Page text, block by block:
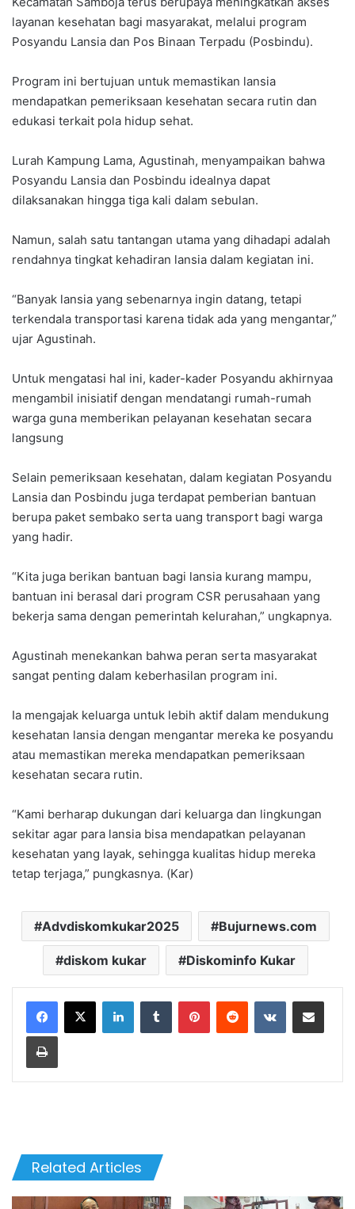
layanan kesehatan bagi masyarakat, melalui program
Posyandu Lansia dan Pos Binaan Terpadu (Posbindu).
Program ini bertujuan untuk memastikan lansia
mendapatkan pemeriksaan kesehatan secara rutin dan
edukasi terkait pola hidup sehat.
Lurah Kampung Lama, Agustinah, menyampaikan bahwa
Posyandu Lansia dan Posbindu idealnya dapat
dilaksanakan hingga tiga kali dalam sebulan.
Namun, salah satu tantangan utama yang dihadapi adalah
rendahnya tingkat kehadiran lansia dalam kegiatan ini.
“Banyak lansia yang sebenarnya ingin datang, tetapi
terkendala transportasi karena tidak ada yang mengantar,”
ujar Agustinah.
Untuk mengatasi hal ini, kader-kader Posyandu akhirnyaa
mengambil inisiatif dengan mendatangi rumah-rumah
warga guna memberikan pelayanan kesehatan secara
langsung
Selain pemeriksaan kesehatan, dalam kegiatan Posyandu
Lansia dan Posbindu juga terdapat pemberian bantuan
berupa paket sembako serta uang transport bagi warga
yang hadir.
“Kita juga berikan bantuan bagi lansia kurang mampu,
bantuan ini berasal dari program CSR perusahaan yang
bekerja sama dengan pemerintah kelurahan,” ungkapnya.
Agustinah menekankan bahwa peran serta masyarakat
sangat penting dalam keberhasilan program ini.
Ia mengajak keluarga untuk lebih aktif dalam mendukung
kesehatan lansia dengan mengantar mereka ke posyandu
atau memastikan mereka mendapatkan pemeriksaan
kesehatan secara rutin.
“Kami berharap dukungan dari keluarga dan lingkungan
sekitar agar para lansia bisa mendapatkan pelayanan
kesehatan yang layak, sehingga kualitas hidup mereka
tetap terjaga,” pungkasnya. (Kar)
Advdiskomkukar2025 Bujurnews.com
diskom kukar Diskominfo Kukar
LinkedInTumblr PinterestReddit VKontakteShare via Email
Print
Related Articles